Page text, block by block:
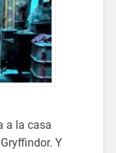
a la casa
Y